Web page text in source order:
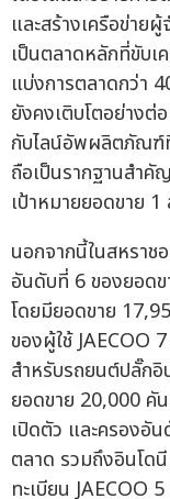
และสร้างเครือข่าย
เป็นตลาดหลักที่ขับ
แบ่งการตลาดกว่า
ยังคงเติบโตอย่างต่
กับไลน์อัพผลิตภัณฑ์
ถือเป็นรากฐานสำคั
เป้าหมายยอดขาย
นอกจากนี้ในสหราช
อันดับที่ 6 ของยอด
โดยมียอดขาย
ของผู้ใช้ JAECOO
สำหรับรถยนต์ปลั๊กอิ
ยอดขาย 20,000 คั
เปิดตัว และครองอั
ตลาด รวมถึงอินโด
ทะเบียน JAECOO